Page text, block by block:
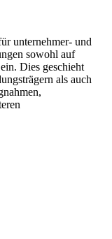
unternehmer- und
sowohl auf
Dies geschieht
als auch